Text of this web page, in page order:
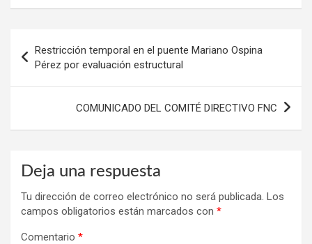
de
entradas
Restricción temporal en el puente Mariano Ospina
Pérez por evaluación estructural
COMUNICADO DEL COMITÉ DIRECTIVO FNC
Deja una respuesta
Tu dirección de correo electrónico no será publicada. Los
campos obligatorios están marcados con *
Comentario *